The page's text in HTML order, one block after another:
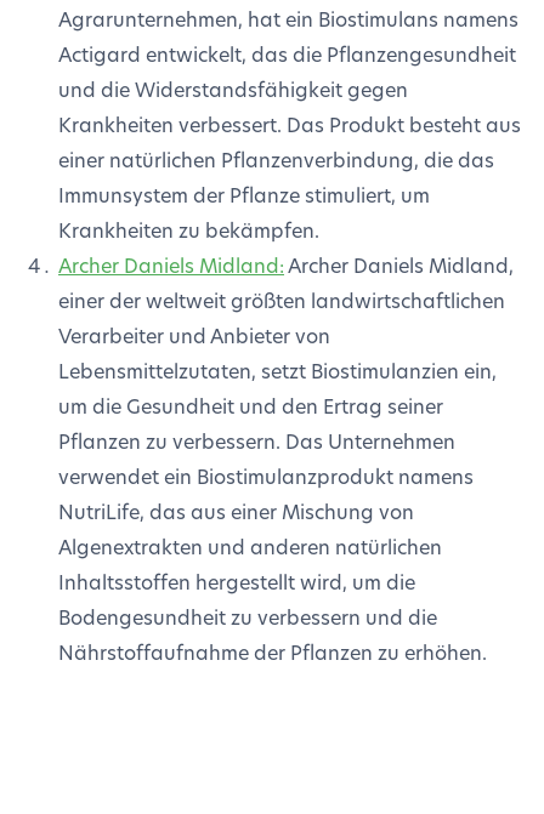
Agrarunternehmen, hat ein Biostimulans namens
Actigard entwickelt, das die Pflanzengesundheit
und die Widerstandsfähigkeit gegen
Krankheiten verbessert. Das Produkt besteht aus
einer natürlichen Pflanzenverbindung, die das
Immunsystem der Pflanze stimuliert, um
Krankheiten zu bekämpfen.
Archer Daniels Midland:Archer Daniels Midland,
einer der weltweit größten landwirtschaftlichen
Verarbeiter und Anbieter von
Lebensmittelzutaten, setzt Biostimulanzien ein,
um die Gesundheit und den Ertrag seiner
Pflanzen zu verbessern. Das Unternehmen
verwendet ein Biostimulanzprodukt namens
NutriLife, das aus einer Mischung von
Algenextrakten und anderen natürlichen
Inhaltsstoffen hergestellt wird, um die
Bodengesundheit zu verbessern und die
Nährstoffaufnahme der Pflanzen zu erhöhen.